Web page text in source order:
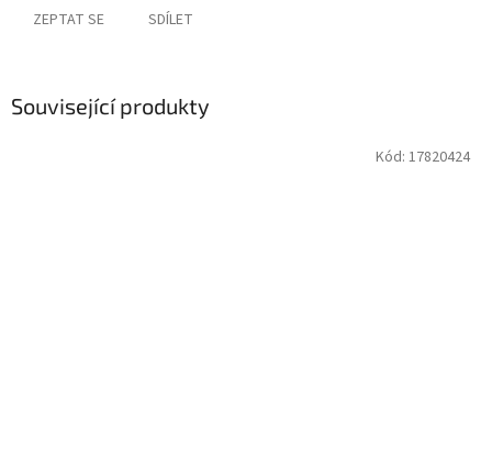
ZEPTAT SE SDÍLET
Související produkty
Kód: 17820424